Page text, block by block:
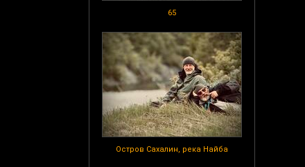
65
Остров Сахалин, река Найба